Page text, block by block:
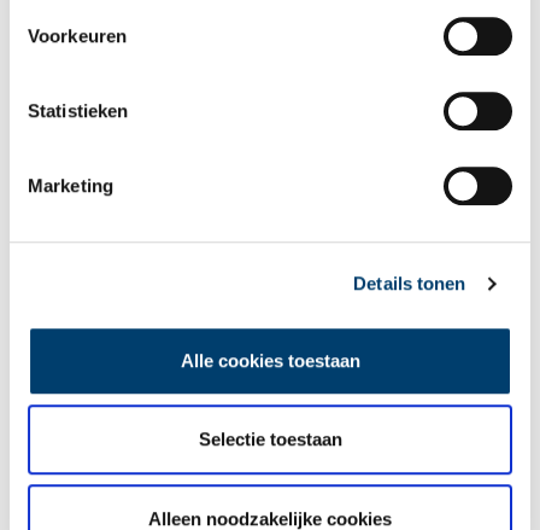
Voorkeuren
Statistieken
Marketing
Details tonen
Alle cookies toestaan
Selectie toestaan
Alleen noodzakelijke cookies
Tien verdwenen pretparken